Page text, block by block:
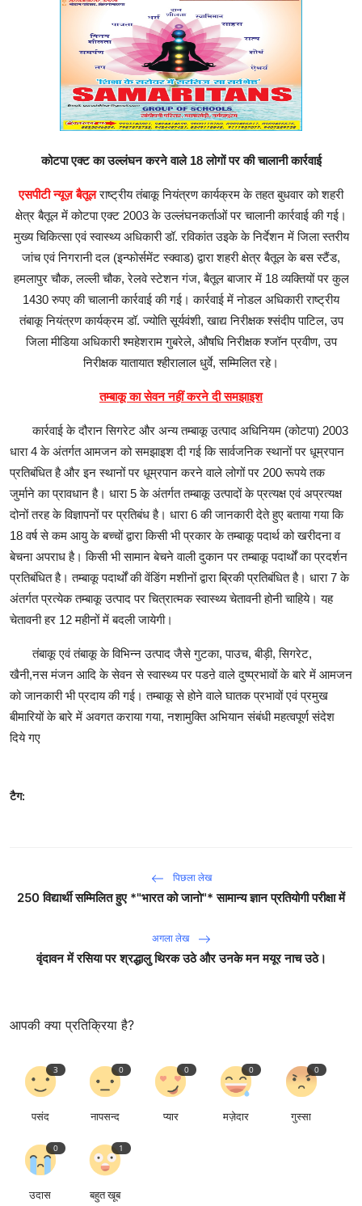
Hindi
कोटपा एक्ट का उल्लंघन करने वाले 18 लोगों पर की चालानी कार्रवाई
एसपीटी न्यूज़ बैतूल राष्ट्रीय तंबाकू नियंत्रण कार्यक्रम के तहत बुधवार को शहरी
क्षेत्र बैतूल में कोटपा एक्ट 2003 के उल्लंघनकर्ताओं पर चालानी कार्रवाई की गई।
मुख्य चिकित्सा एवं स्वास्थ्य अधिकारी डॉ. रविकांत उइके के निर्देशन में जिला स्तरीय
जांच एवं निगरानी दल (इन्फोर्समेंट स्क्वाड) द्वारा शहरी क्षेत्र बैतूल के बस स्टैंड,
हमलापुर चौक,लल्ली चौक,रेलवे स्टेशन गंज,बैतूल बाजार में 18 व्यक्तियों पर कुल
1430 रुपए की चालानी कार्रवाई की गई। कार्रवाई में नोडल अधिकारी राष्ट्रीय
तंबाकू नियंत्रण कार्यक्रम डॉ. ज्योति सूर्यवंशी,खाद्य निरीक्षक श्संदीप पाटिल,उप
जिला मीडिया अधिकारी श्महेशराम गुबरेले, औषधि निरीक्षक श्जॉन प्रवीण,उप
निरीक्षक यातायात श्हीरालाल धुर्वे,सम्मिलित रहे।
तम्बाकू का सेवन नहीं करने दी समझाइश
कार्रवाई के दौरान सिगरेट और अन्य तम्बाकू उत्पाद अधिनियम (कोटपा) 2003
धारा 4 के अंतर्गत आमजन को समझाइश दी गई कि सार्वजनिक स्थानों पर धूम्रपान
प्रतिबंधित है और इन स्थानों पर धूम्रपान करने वाले लोगों पर 200 रूपये तक
जुर्माने का प्रावधान है। धारा 5 के अंतर्गत तम्बाकू उत्पादों के प्रत्यक्ष एवं अप्रत्यक्ष
दोनों तरह के विज्ञापनों पर प्रतिबंध है। धारा 6 की जानकारी देते हुए बताया गया कि
18 वर्ष से कम आयु के बच्चों द्वारा किसी भी प्रकार के तम्बाकू पदार्थ को खरीदना व
बेचना अपराध है। किसी भी सामान बेचने वाली दुकान पर तम्बाकू पदार्थों का प्रदर्शन
प्रतिबंधित है। तम्बाकू पदार्थों की वेंडिंग मशीनों द्वारा ब्रिकी प्रतिबंधित है। धारा 7 के
अंतर्गत प्रत्येक तम्बाकू उत्पाद पर चित्रात्मक स्वास्थ्य चेतावनी होनी चाहिये। यह
चेतावनी हर 12 महीनों में बदली जायेगी।
तंबाकू एवं तंबाकू के विभिन्न उत्पाद जैसे गुटका,पाउच,बीड़ी,सिगरेट,
खैनी,नस मंजन आदि के सेवन से स्वास्थ्य पर पडऩे वाले दुष्प्रभावों के बारे में आमजन
को जानकारी भी प्रदाय की गई। तम्बाकू से होने वाले घातक प्रभावों एवं प्रमुख
बीमारियों के बारे में अवगत कराया गया,नशामुक्ति अभियान संबंधी महत्वपूर्ण संदेश
दिये गए
टैग:
पिछला लेख
250 विद्यार्थी सम्मिलित हुए *"भारत को जानो"* सामान्य ज्ञान प्रतियोगी परीक्षा में
अगला लेख
वृंदावन में रसिया पर श्रद्धालु थिरक उठे और उनके मन मयूर नाच उठे।
आपकी क्या प्रतिक्रिया है?
3
पसंद
0
नापसन्द
0
प्यार
0
मज़ेदार
0
गुस्सा
0
उदास
1
बहुत खूब